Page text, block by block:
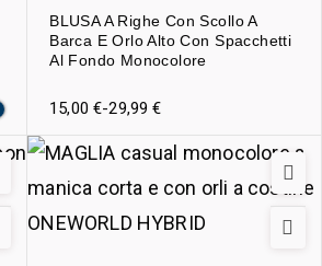
BLUSA A Righe Con Scollo A
Barca E Orlo Alto Con Spacchetti
Al Fondo Monocolore
15,00€-29,99€